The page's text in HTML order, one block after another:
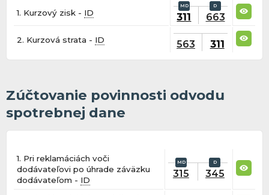
1. Kurzový zisk - ID 311 663
2. Kurzová strata - ID 563 311
Zúčtovanie povinnosti odvodu
spotrebnej dane
1. Pri reklamáciách voči
dodávateľovi po úhrade záväzku
dodávateľom - ID
315 345